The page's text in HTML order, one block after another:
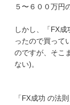
５〜６００万円
しかし、「FX
ったので買って
のですが、そこ
ない)。
「FX成功 の法